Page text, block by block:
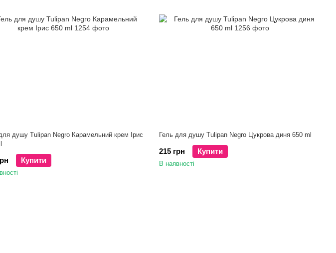
душу Tulipan Negro Карамельний крем Ірис
Купити
Гель для душу Tulipan Negro Цукрова диня 650 ml
215 грн Купити
В наявності